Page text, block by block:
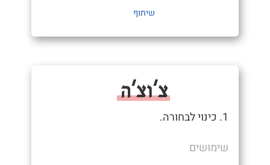
שיתוף
צ'וצ'ה
1. כינוי לבחורה.
שימושים